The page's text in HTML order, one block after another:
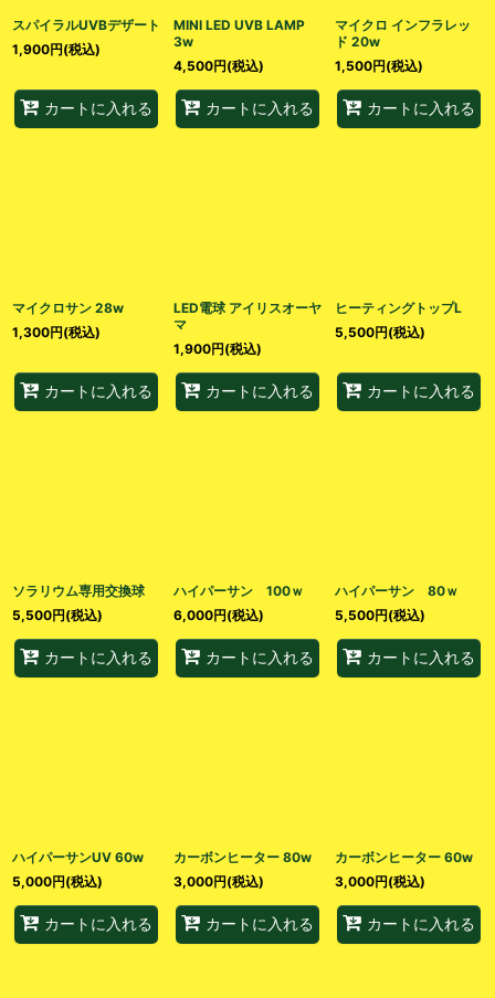
スパイラルUVBデザート
1,900円(税込)
カートに入れる
MINI LED UVB LAMP
3w
4,500円(税込)
カートに入れる
マイクロ インフラレッ
ド 20w
1,500円(税込)
カートに入れる
マイクロサン 28w
1,300円(税込)
カートに入れる
LED電球 アイリスオーヤ
マ
1,900円(税込)
カートに入れる
ヒーティングトップL
5,500円(税込)
カートに入れる
ソラリウム専用交換球
5,500円(税込)
カートに入れる
ハイパーサン 100ｗ
6,000円(税込)
カートに入れる
ハイパーサン 80ｗ
5,500円(税込)
カートに入れる
ハイパーサンUV 60w
5,000円(税込)
カートに入れる
カーボンヒーター 80w
3,000円(税込)
カートに入れる
カーボンヒーター 60w
3,000円(税込)
カートに入れる